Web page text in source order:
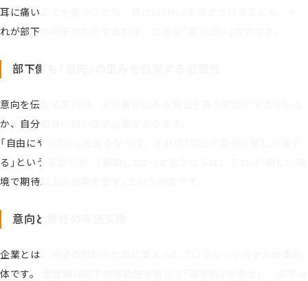
耳に痛いことを言うことも、時には「No」を突きつけることも、そ
れが部下の将来のためであれば、立派な「寄り添い」なのです。
部下側も「意向」の重みを自覚する必要性
意向を伝える際には、その裏側にある責任を負う覚悟ができている
か、自分自身に問い直す必要があります。
「自由にやりたい」と言うならば、それは「自分で自分を厳しく律す
る」という宣言です。「異動したい」と言うならば、それは「新しい環
境で期待以上の成果を出す」という約束です。
意向と責任の等価交換
企業とは、共通の目的のために集まったプロフェッショナルの集合
体です。 管理職は部下の可能性を信じて「選択肢」を提示し、部下は